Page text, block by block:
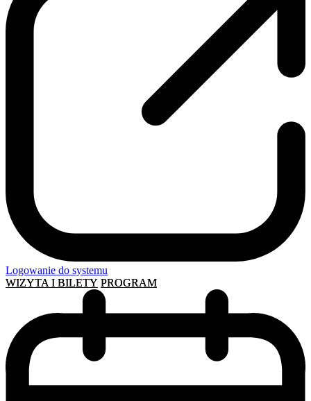
Logowanie do systemu
WIZYTA I BILETY PROGRAM